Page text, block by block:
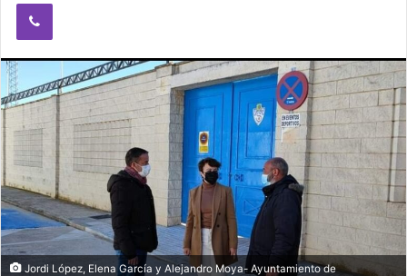
Jordi López, Elena García y Alejandro Moya- Ayuntamiento de